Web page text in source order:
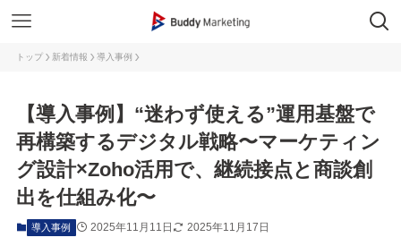
トップ 新着情報 導入事例
【導入事例】“迷わず使える”運用基盤で
再構築するデジタル戦略〜マーケティン
グ設計×Zoho活用で、継続接点と商談創
出を仕組み化〜
導入事例 2025年11月11日 2025年11月17日